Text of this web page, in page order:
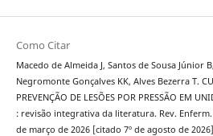
Como Citar
Macedo de Almeida J, Santos de Sousa Júnior
Negromonte Gonçalves KK, Alves Bezerra T.
PREVENÇÃO DE LESÕES POR PRESSÃO EM
: revisão integrativa da literatura. Rev.
de março de 2026 [citado 7º de agosto de